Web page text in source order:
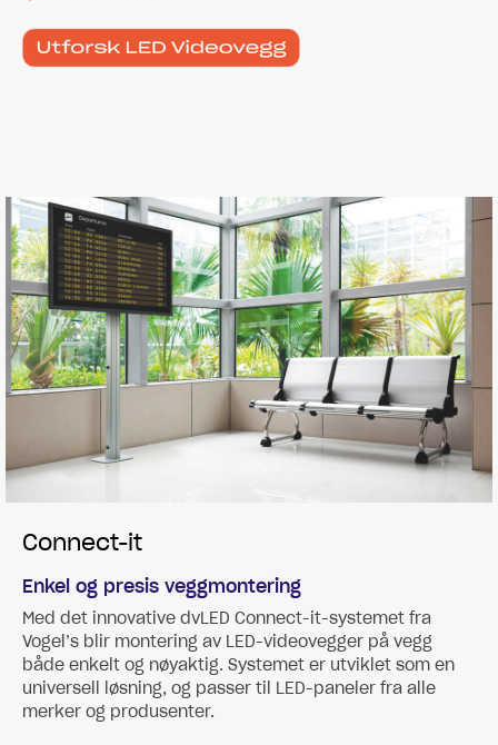
Connect-it
Enkel og presis veggmontering
Med det innovative dvLED Connect-it-systemet fra
Vogel’s blir montering av LED-videovegger på vegg
både enkelt og nøyaktig. Systemet er utviklet som en
universell løsning, og passer til LED-paneler fra alle
merker og produsenter.